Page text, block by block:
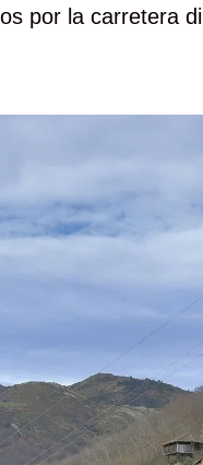
por la carretera